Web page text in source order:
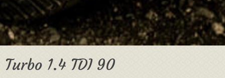
Turbo 1.4 TDI 90